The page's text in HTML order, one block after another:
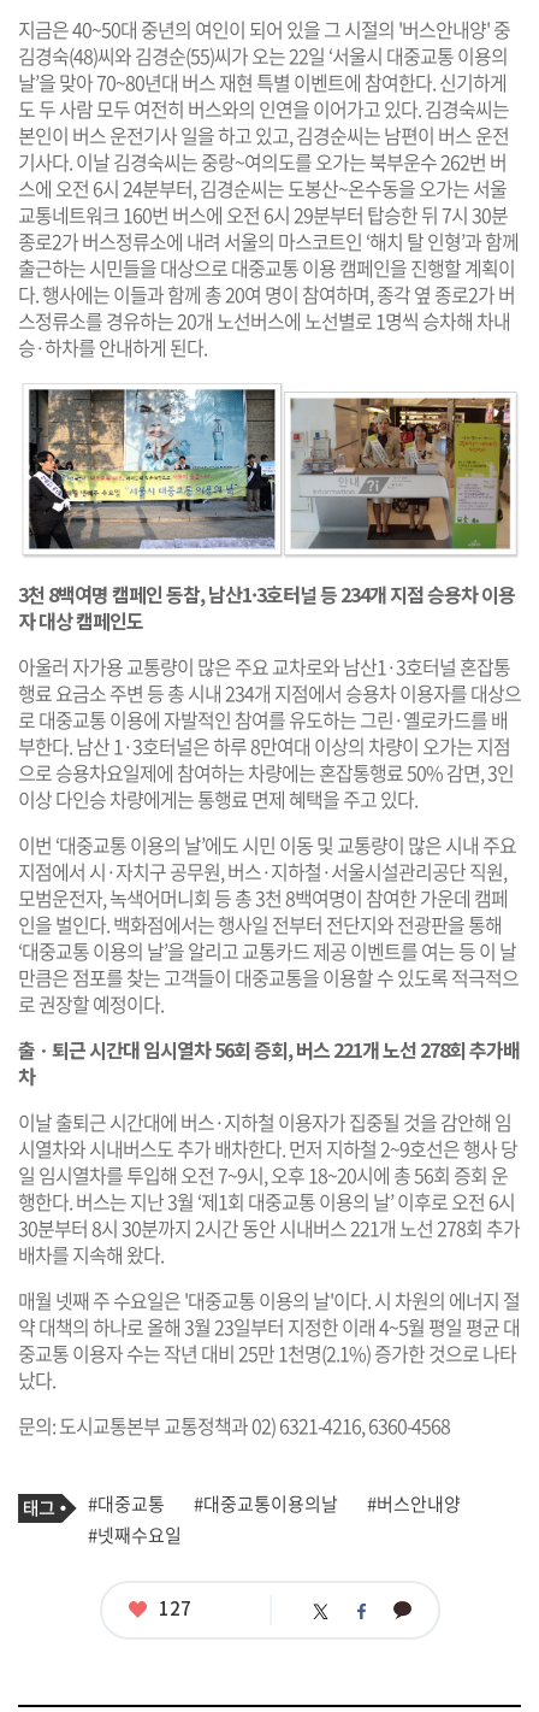
지금은 40~50대 중년의 여인이 되어 있을 그 시절의 '버스안내양' 중
김경숙(48)씨와 김경순(55)씨가 오는 22일 ‘서울시 대중교통 이용의
날’을 맞아 70~80년대 버스 재현 특별 이벤트에 참여한다. 신기하게
도 두 사람 모두 여전히 버스와의 인연을 이어가고 있다. 김경숙씨는
본인이 버스 운전기사 일을 하고 있고, 김경순씨는 남편이 버스 운전
기사다. 이날 김경숙씨는 중랑~여의도를 오가는 북부운수 262번 버
스에 오전 6시 24분부터, 김경순씨는 도봉산~온수동을 오가는 서울
교통네트워크 160번 버스에 오전 6시 29분부터 탑승한 뒤 7시 30분
종로2가 버스정류소에 내려 서울의 마스코트인 ‘해치 탈 인형’과 함께
출근하는 시민들을 대상으로 대중교통 이용 캠페인을 진행할 계획이
다. 행사에는 이들과 함께 총 20여 명이 참여하며, 종각 옆 종로2가 버
스정류소를 경유하는 20개 노선버스에 노선별로 1명씩 승차해 차내
승·하차를 안내하게 된다.
3천 8백여명 캠페인 동참, 남산1·3호터널 등 234개 지점 승용차 이용
자 대상 캠페인도
아울러 자가용 교통량이 많은 주요 교차로와 남산1·3호터널 혼잡통
행료 요금소 주변 등 총 시내 234개 지점에서 승용차 이용자를 대상으
로 대중교통 이용에 자발적인 참여를 유도하는 그린·옐로카드를 배
부한다. 남산 1·3호터널은 하루 8만여대 이상의 차량이 오가는 지점
으로 승용차요일제에 참여하는 차량에는 혼잡통행료 50% 감면, 3인
이상 다인승 차량에게는 통행료 면제 혜택을 주고 있다.
이번 ‘대중교통 이용의 날’에도 시민 이동 및 교통량이 많은 시내 주요
지점에서 시·자치구 공무원, 버스·지하철·서울시설관리공단 직원,
모범운전자, 녹색어머니회 등 총 3천 8백여명이 참여한 가운데 캠페
인을 벌인다. 백화점에서는 행사일 전부터 전단지와 전광판을 통해
‘대중교통 이용의 날’을 알리고 교통카드 제공 이벤트를 여는 등 이 날
만큼은 점포를 찾는 고객들이 대중교통을 이용할 수 있도록 적극적으
로 권장할 예정이다.
출ㆍ퇴근 시간대 임시열차 56회 증회, 버스 221개 노선 278회 추가배
차
이날 출퇴근 시간대에 버스·지하철 이용자가 집중될 것을 감안해 임
시열차와 시내버스도 추가 배차한다. 먼저 지하철 2~9호선은 행사 당
일 임시열차를 투입해 오전 7~9시, 오후 18~20시에 총 56회 증회 운
행한다. 버스는 지난 3월 ‘제1회 대중교통 이용의 날’ 이후로 오전 6시
30분부터 8시 30분까지 2시간 동안 시내버스 221개 노선 278회 추가
배차를 지속해 왔다.
매월 넷째 주 수요일은 '대중교통 이용의 날'이다. 시 차원의 에너지 절
약 대책의 하나로 올해 3월 23일부터 지정한 이래 4~5월 평일 평균 대
중교통 이용자 수는 작년 대비 25만 1천명(2.1%) 증가한 것으로 나타
났다.
문의: 도시교통본부 교통정책과 02) 6321-4216, 6360-4568
기
사
관
련
태
그
#대중교통 #대중교통이용의날
#버스안내양
#넷째수요일
좋
127 트 페 카